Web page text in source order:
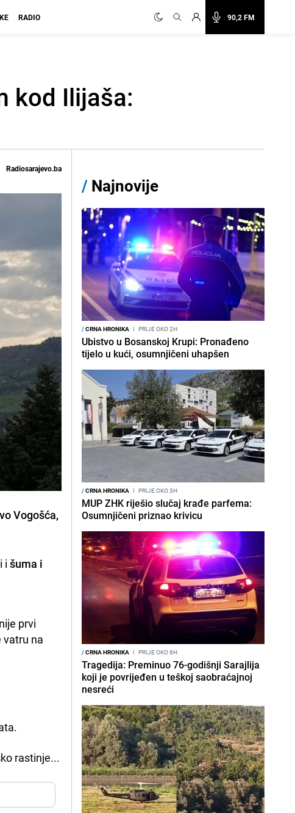
90,2 FM
RADIO
kod Ilijaša:
Radiosarajevo.ba
Vogošća,
išuma i
prvi
vatru na
rastinje...
/ Najnovije
/CRNA HRONIKA I PRIJE OKO 2H
Ubistvo u Bosanskoj Krupi: Pronađeno
tijelo u kući, osumnjičeni uhapšen
/CRNA HRONIKA I PRIJE OKO 3H
MUP ZHK riješio slučaj krađe parfema:
Osumnjičeni priznao krivicu
/CRNA HRONIKA I PRIJE OKO 8H
Tragedija: Preminuo 76-godišnji Sarajlija
koji je povrijeđen u teškoj saobraćajnoj
nesreći